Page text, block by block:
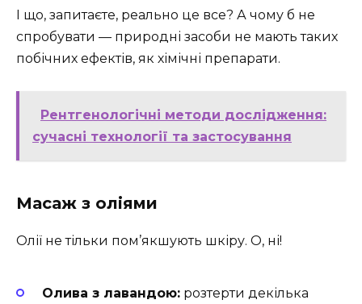
І що, запитаєте, реально це все? А чому б не
спробувати — природні засоби не мають таких
побічних ефектів, як хімічні препарати.
Рентгенологічні методи дослідження:
сучасні технології та застосування
Масаж з оліями
Олії не тільки пом’якшують шкіру. О, ні!
Олива з лавандою: розтерти декілька